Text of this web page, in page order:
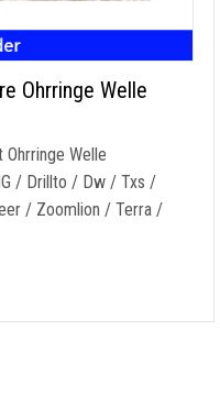
Ohrringe Welle
Welle
/ Drillto / Dw / Txs /
/ Zoomlion / Terra /